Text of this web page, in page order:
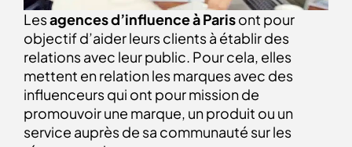
Lesagences d’influence à Parisont pour
objectif d’aider leurs clients à établir des
relations avec leur public. Pour cela, elles
mettent en relation les marques avec des
influenceurs qui ont pour mission de
promouvoir une marque, un produit ou un
service auprès de sa communauté sur les